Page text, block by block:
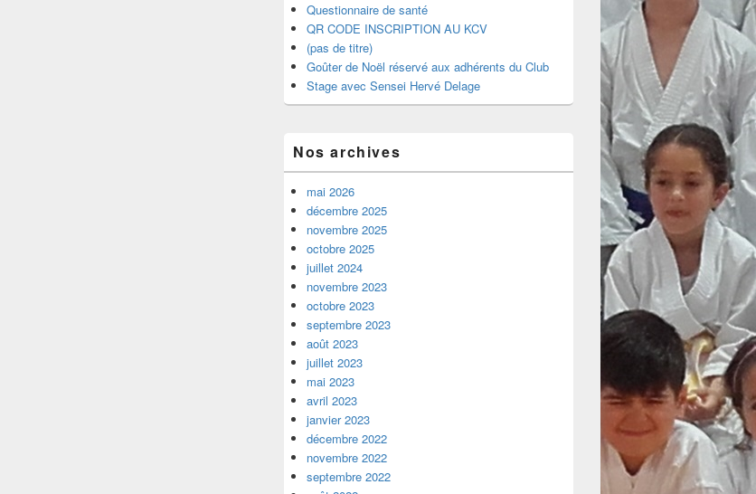
Questionnaire de santé
QR CODE INSCRIPTION AU KCV
(pas de titre)
Goûter de Noël réservé aux adhérents du Club
Stage avec Sensei Hervé Delage
Nos archives
mai 2026
décembre 2025
novembre 2025
octobre 2025
juillet 2024
novembre 2023
octobre 2023
septembre 2023
août 2023
juillet 2023
mai 2023
avril 2023
janvier 2023
décembre 2022
novembre 2022
septembre 2022